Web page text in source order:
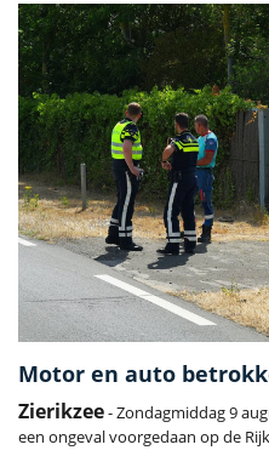
Motor en auto
Zierikzee- Zondagmiddag 9
een ongeval voorgedaan op de